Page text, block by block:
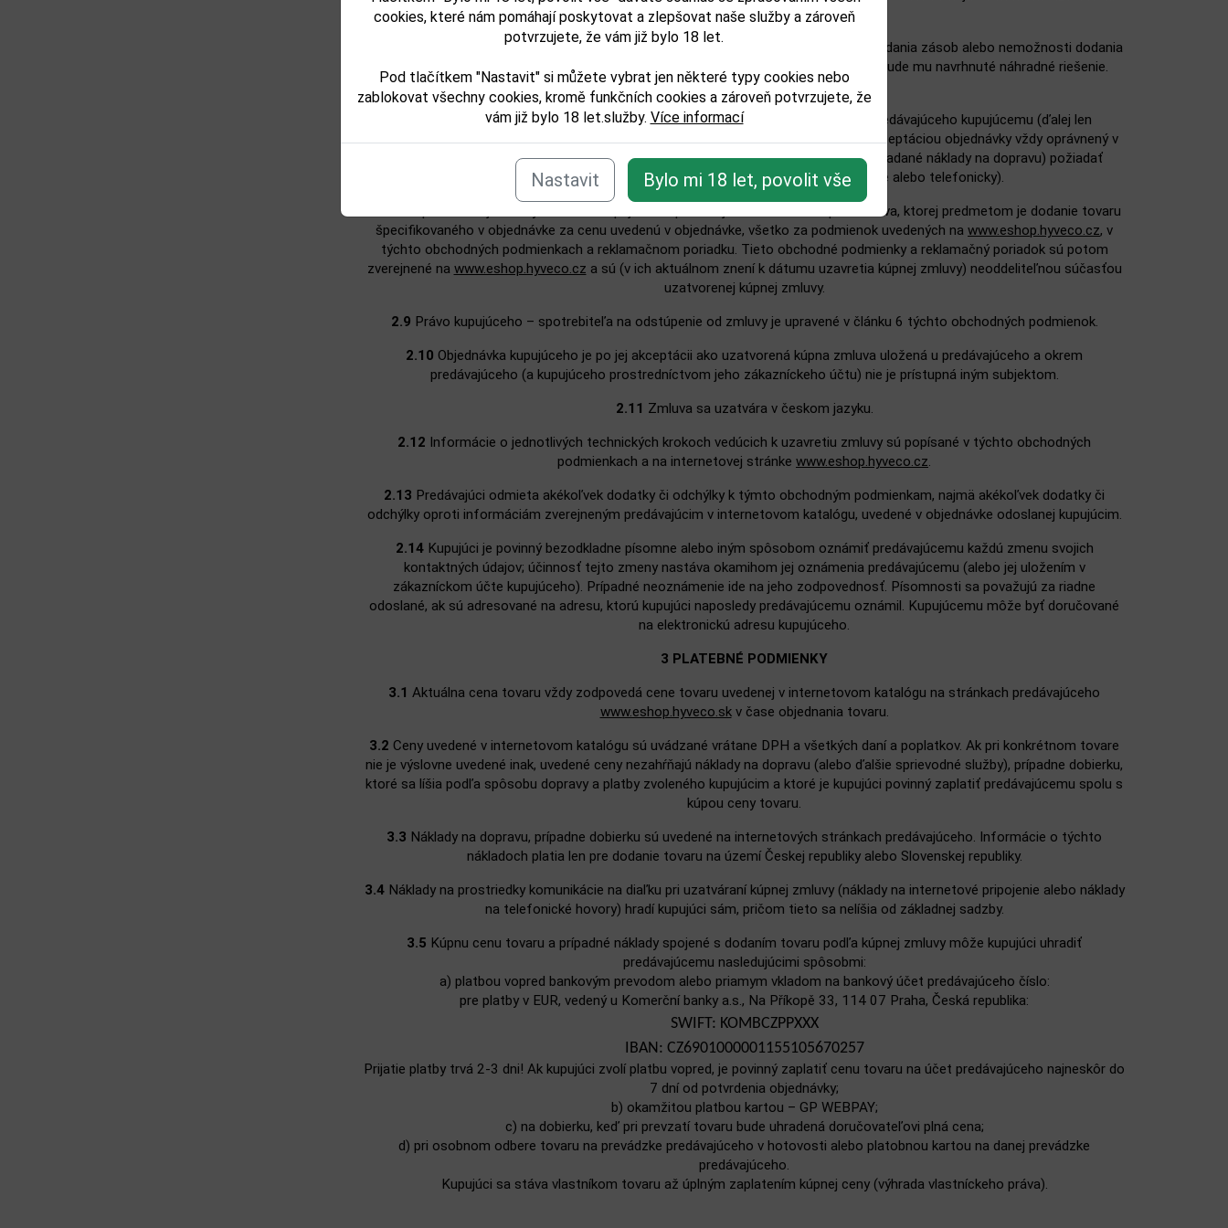
cookies, které nám pomáhají poskytovat a zlepšovat naše služby a zároveň
potvrzujete, že vám již bylo 18 let.
Pod tlačítkem "Nastavit" si můžete vybrat jen některé typy cookies nebo
zablokovat všechny cookies, kromě funkčních cookies a zároveň potvrzujete, že
vám již bylo 18 let.služby. Více informací
Nastavit Bylo mi 18 let, povolit vše
kúpnej zmluvy.
Predávajúci nie je povinný objednávku akceptovať a tovar dodať, najmä v prípade vypredania zásob alebo nemožnosti dodania
v primeranej lehote. O tejto skutočnosti bude kupujúci bezodkladne informovaný a bude mu navrhnuté náhradné riešenie.
Kúpna zmluva sa považuje za uzavretú až doručením ďalšieho e-mailu od predávajúceho kupujúcemu (ďalej len
„akceptácia objednávky“) s potvrdením o uzavretí zmluvy. Predávajúci je však pred akceptáciou objednávky vždy oprávnený v
závislosti od charakteru objednávky (množstvo tovaru, výška kúpnej ceny, predpokladané náklady na dopravu) požiadať
kupujúceho o dodatočné potvrdenie objednávky (napríklad písomne alebo telefonicky).
Akceptáciou objednávky sa medzi kupujúcim a predávajúcim uzatvára kúpna zmluva, ktorej predmetom je dodanie tovaru
špecifikovaného v objednávke za cenu uvedenú v objednávke, všetko za podmienok uvedených na www.eshop.hyveco.cz, v
týchto obchodných podmienkach a reklamačnom poriadku. Tieto obchodné podmienky a reklamačný poriadok sú potom
zverejnené na www.eshop.hyveco.cz a sú (v ich aktuálnom znení k dátumu uzavretia kúpnej zmluvy) neoddeliteľnou súčasťou
uzatvorenej kúpnej zmluvy.
2.9 Právo kupujúceho – spotrebiteľa na odstúpenie od zmluvy je upravené v článku 6 týchto obchodných podmienok.
2.10 Objednávka kupujúceho je po jej akceptácii ako uzatvorená kúpna zmluva uložená u predávajúceho a okrem
predávajúceho (a kupujúceho prostredníctvom jeho zákazníckeho účtu) nie je prístupná iným subjektom.
2.11 Zmluva sa uzatvára v českom jazyku.
2.12 Informácie o jednotlivých technických krokoch vedúcich k uzavretiu zmluvy sú popísané v týchto obchodných
podmienkach a na internetovej stránke www.eshop.hyveco.cz.
2.13 Predávajúci odmieta akékoľvek dodatky či odchýlky k týmto obchodným podmienkam, najmä akékoľvek dodatky či
odchýlky oproti informáciám zverejneným predávajúcim v internetovom katalógu, uvedené v objednávke odoslanej kupujúcim.
2.14Kupujúci je povinný bezodkladne písomne alebo iným spôsobom oznámiť predávajúcemu každú zmenu svojich
kontaktných údajov; účinnosť tejto zmeny nastáva okamihom jej oznámenia predávajúcemu (alebo jej uložením v
zákazníckom účte kupujúceho). Prípadné neoznámenie ide na jeho zodpovednosť. Písomnosti sa považujú za riadne
odoslané, ak sú adresované na adresu, ktorú kupujúci naposledy predávajúcemu oznámil. Kupujúcemu môže byť doručované
na elektronickú adresu kupujúceho.
3 PLATEBNÉ PODMIENKY
3.1 Aktuálna cena tovaru vždy zodpovedá cene tovaru uvedenej v internetovom katalógu na stránkach predávajúceho
www.eshop.hyveco.skv čase objednania tovaru.
3.2 Ceny uvedené v internetovom katalógu sú uvádzané vrátane DPH a všetkých daní a poplatkov. Ak pri konkrétnom tovare
nie je výslovne uvedené inak, uvedené ceny nezahŕňajú náklady na dopravu (alebo ďalšie sprievodné služby), prípadne dobierku,
ktoré sa líšia podľa spôsobu dopravy a platby zvoleného kupujúcim a ktoré je kupujúci povinný zaplatiť predávajúcemu spolu s
kúpou ceny tovaru.
3.3 Náklady na dopravu, prípadne dobierku sú uvedené na internetových stránkach predávajúceho. Informácie o týchto
nákladoch platia len pre dodanie tovaru na území Českej republiky alebo Slovenskej republiky.
3.4Náklady na prostriedky komunikácie na diaľku pri uzatváraní kúpnej zmluvy (náklady na internetové pripojenie alebo náklady
na telefonické hovory) hradí kupujúci sám, pričom tieto sa nelíšia od základnej sadzby.
3.5 Kúpnu cenu tovaru a prípadné náklady spojené s dodaním tovaru podľa kúpnej zmluvy môže kupujúci uhradiť
predávajúcemu nasledujúcimi spôsobmi:
a) platbou vopred bankovým prevodom alebo priamym vkladom na bankový účet predávajúceho číslo:
pre platby v EUR, vedený u Komerční banky a.s., Na Příkopě 33, 114 07 Praha, Česká republika:
SWIFT: KOMBCZPPXXX
IBAN: CZ6901000001155105670257
Prijatie platby trvá 2-3 dni! Ak kupujúci zvolí platbu vopred, je povinný zaplatiť cenu tovaru na účet predávajúceho najneskôr do
7 dní od potvrdenia objednávky;
b) okamžitou platbou kartou – GP WEBPAY;
c) na dobierku, keď pri prevzatí tovaru bude uhradená doručovateľovi plná cena;
d) pri osobnom odbere tovaru na prevádzke predávajúceho v hotovosti alebo platobnou kartou na danej prevádzke
predávajúceho.
Kupujúci sa stáva vlastníkom tovaru až úplným zaplatením kúpnej ceny (výhrada vlastníckeho práva).